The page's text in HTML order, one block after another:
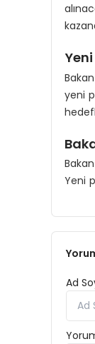
yeni
Yeni
Ad